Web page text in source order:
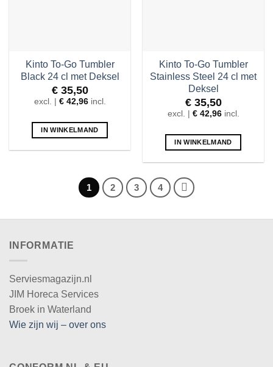
Kinto To-Go Tumbler
Black 24 cl met Deksel
€35,50
excl. | €42,96incl.
IN WINKELMAND
Kinto To-Go Tumbler
Stainless Steel 24 cl met
Deksel
€35,50
excl. | €42,96incl.
IN WINKELMAND
1 2 3 4
INFORMATIE
Serviesmagazijn.nl
JIM Horeca Services
Broek in Waterland
Wie zijn wij – over ons